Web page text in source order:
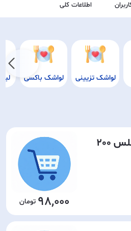
اطلاعات کلی
لواشک تزیینی لواشک باکسی
لواشک فله استوایی ملس 200
98,000